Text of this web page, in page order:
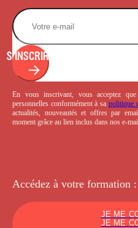
S'INSCRIRE
En vous inscrivant, vous acceptez
personnelles conformément à sa politique
actualités, nouveautés et offres par
moment grâce au lien inclus dans nos e-
Accédez à votre formation :
JE ME
JE ME